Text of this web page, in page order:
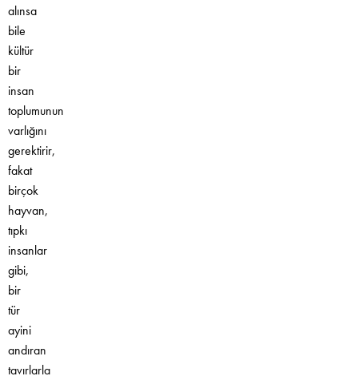
alınsa
bile
kültür
bir
insan
toplumunun
varlığını
gerektirir,
fakat
birçok
hayvan,
tıpkı
insanlar
gibi,
bir
tür
ayini
andıran
tavırlarla